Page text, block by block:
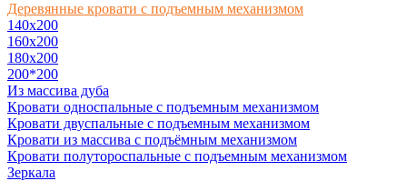
Деревянные кровати с подъемным механизмом
140x200
160х200
180х200
200*200
Из массива дуба
Кровати односпальные с подъемным механизмом
Кровати двуспальные с подъемным механизмом
Кровати из массива с подъёмным механизмом
Кровати полутороспальные с подъемным механизмом
Зеркала